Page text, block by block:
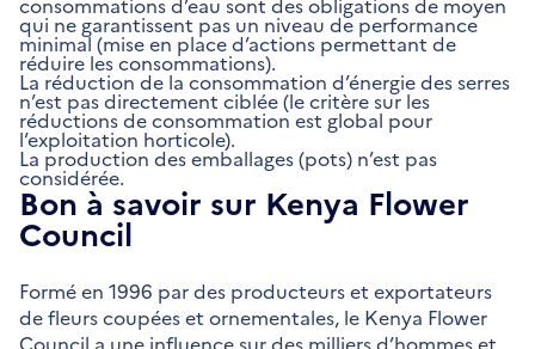
qui ne garantissent pas un niveau de performance
minimal (mise en place d’actions permettant de
réduire les consommations).
La réduction de la consommation d’énergie des serres
n’est pas directement ciblée (le critère sur les
réductions de consommation est global pour
l’exploitation horticole).
La production des emballages (pots) n’est pas
considérée.
Bon à savoir sur Kenya Flower
Council
Formé en 1996 par des producteurs et exportateurs
de fleurs coupées et ornementales, le Kenya Flower
Council a une influence sur des milliers d’hommes et